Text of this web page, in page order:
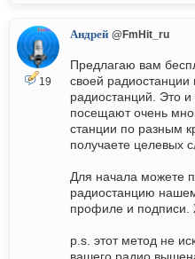
19
Андрей @FmHit_ru
Предлагаю вам
своей радиостанции
радиостанций. Это
посещают очень
станции по разным
получаете целевых
Для начала можете
радиостанцию
профиле и подписи.
p.s. этот метод не